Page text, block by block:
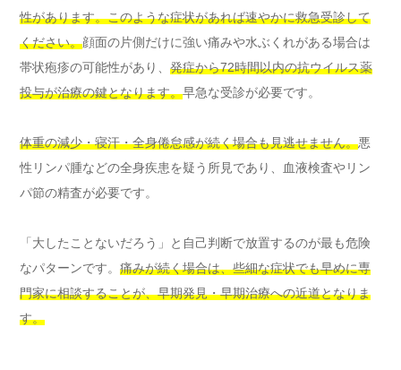
性があります。このような症状があれば速やかに救急受診して
ください。顔面の片側だけに強い痛みや水ぶくれがある場合は
帯状疱疹の可能性があり、 発症から72時間以内の抗ウイルス薬
投与が治療の鍵となります。早急な受診が必要です。
体重の減少・寝汗・全身倦怠感が続く場合も見逃せません。悪
性リンパ腫などの全身疾患を疑う所見であり、血液検査やリン
パ節の精査が必要です。
「大したことないだろう」と自己判断で放置するのが最も危険
なパターンです。 痛みが続く場合は、些細な症状でも早めに専
門家に相談することが、早期発見・早期治療への近道となりま
す。